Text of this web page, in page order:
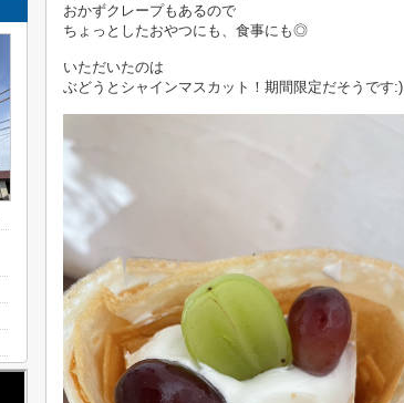
おかずクレープもあるので
ちょっとしたおやつにも、食事にも◎
いただいたのは
ぶどうとシャインマスカット！期間限定だそうです:)